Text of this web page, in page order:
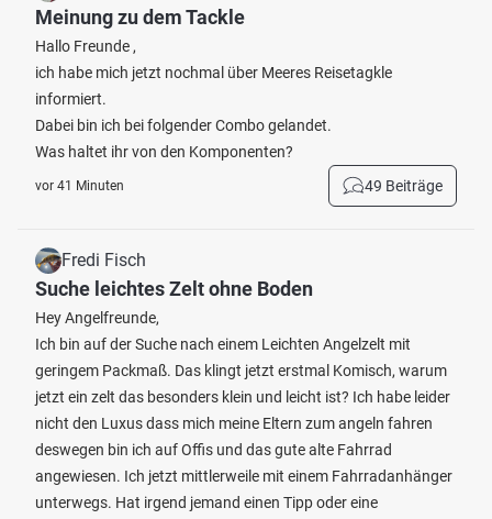
Meinung zu dem Tackle
Hallo Freunde ,
ich habe mich jetzt nochmal über Meeres Reisetagkle
informiert.
Dabei bin ich bei folgender Combo gelandet.
Was haltet ihr von den Komponenten?
vor 41 Minuten 49 Beiträge
Fredi Fisch
Suche leichtes Zelt ohne Boden
Hey Angelfreunde,
Ich bin auf der Suche nach einem Leichten Angelzelt mit
geringem Packmaß. Das klingt jetzt erstmal Komisch, warum
jetzt ein zelt das besonders klein und leicht ist? Ich habe leider
nicht den Luxus dass mich meine Eltern zum angeln fahren
deswegen bin ich auf Offis und das gute alte Fahrrad
angewiesen. Ich jetzt mittlerweile mit einem Fahrradanhänger
unterwegs. Hat irgend jemand einen Tipp oder eine